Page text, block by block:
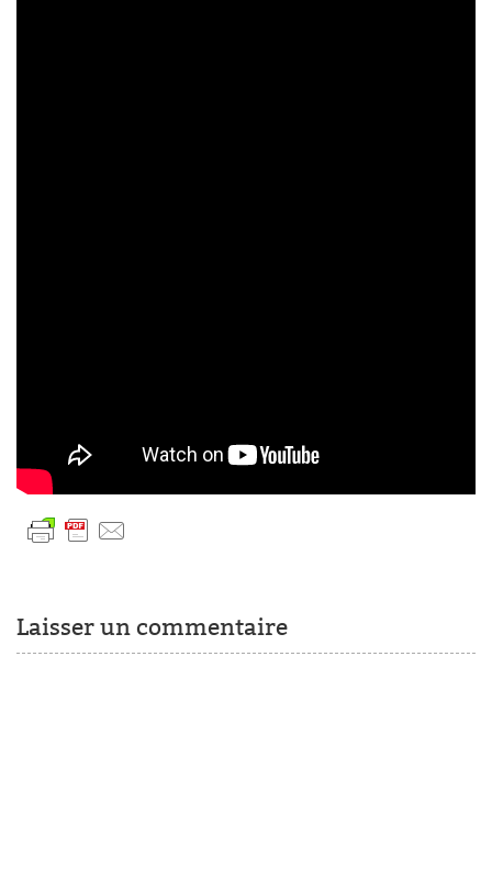
Laisser un commentaire